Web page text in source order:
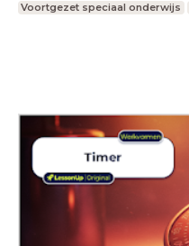
Voortgezet speciaal onderwijs